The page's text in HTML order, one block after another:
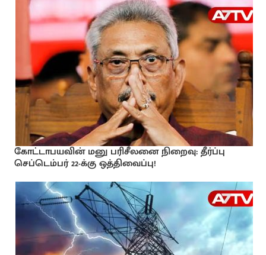
கோட்டாபயவின் மனு பரிசீலனை நிறைவு: தீர்ப்பு
செப்டெம்பர் 22-க்கு ஒத்திவைப்பு!